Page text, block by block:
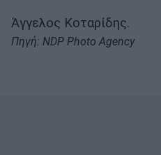
Άγγελος Κοταρίδης.
Πηγή: NDP Photo Agency